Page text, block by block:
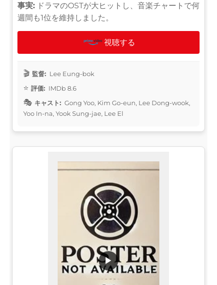
事実: ドラマのOSTが大ヒットし、音楽チャートで何
週間も1位を維持しました。
視聴する
監督: Lee Eung-bok
評価: IMDb 8.6
キャスト: Gong Yoo, Kim Go-eun, Lee Dong-wook,
Yoo In-na, Yook Sung-jae, Lee El
▶